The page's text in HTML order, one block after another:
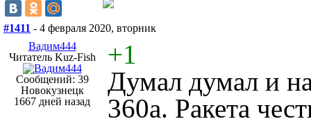
#1411 - 4 февраля 2020, вторник
Вадим444
Читатель Kuz-Fish
Сообщений: 39
Новокузнецк
1667 дней назад
+1
Думал думал и
360а. Ракета